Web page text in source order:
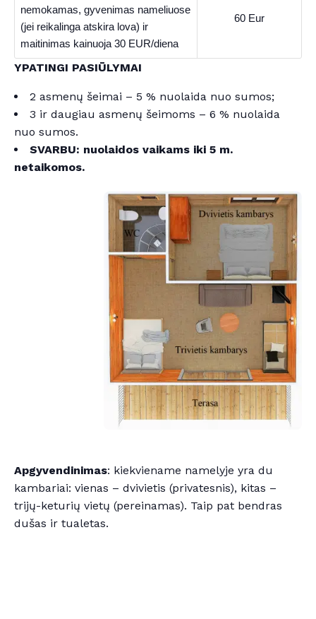
nemokamas, gyvenimas nameliuose
(jei reikalinga atskira lova) ir
maitinimas kainuoja 30 EUR/diena
60 Eur
YPATINGI PASIŪLYMAI
2 asmenų šeimai – 5 % nuolaida nuo sumos;
3 ir daugiau asmenų šeimoms – 6 % nuolaida
nuo sumos.
SVARBU: nuolaidos vaikams iki 5 m.
netaikomos.
Apgyvendinimas: kiekviename namelyje yra du
kambariai: vienas – dvivietis (privatesnis), kitas –
trijų-keturių vietų (pereinamas). Taip pat bendras
dušas ir tualetas.